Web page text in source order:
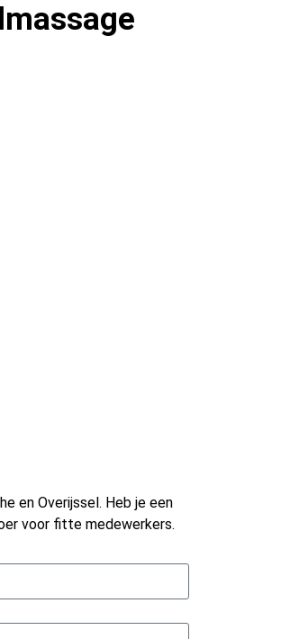
en Overijssel. Heb je een
voor fitte medewerkers.